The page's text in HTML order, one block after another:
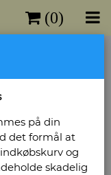
(0)
på din
det formål at
og
skadelig